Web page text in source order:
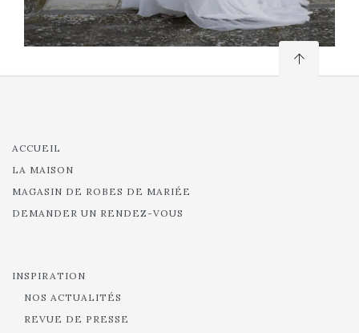
ACCUEIL
LA MAISON
MAGASIN DE ROBES DE MARIÉE
DEMANDER UN RENDEZ-VOUS
INSPIRATION
NOS ACTUALITÉS
REVUE DE PRESSE